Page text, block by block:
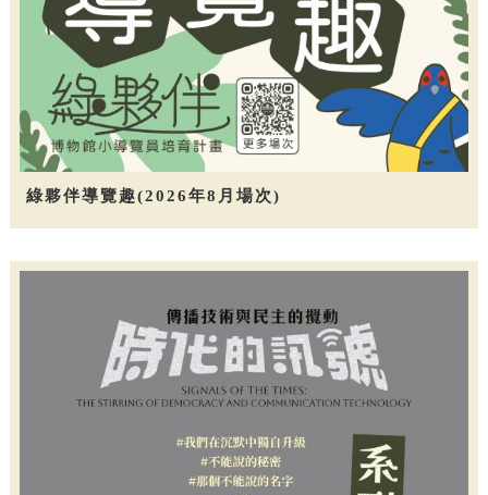
綠夥伴導覽趣(2026年8月場次)